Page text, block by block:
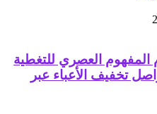
العصري للتغطية
تخفيف الأعباء عبر